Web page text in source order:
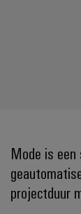
Mode is
projectduur